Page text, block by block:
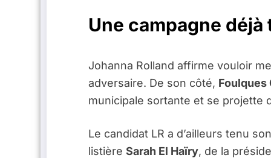
Une campagne
Johanna Rolland affirme vouloir
adversaire. De son côté, Foulques
municipale sortante et se projette
Le candidat LR a d’ailleurs tenu son
listière Sarah El Haïry, de la